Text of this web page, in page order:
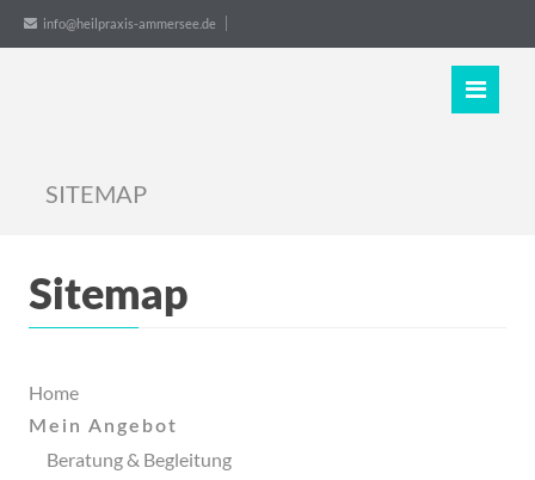
info@heilpraxis-ammersee.de
Beratung
Begleitung
Shine_Your_Light_Coaching
Beratungen
Workshops_Seminare
Dein
SITEMAP
Sitemap
Home
Mein Angebot
Beratung & Begleitung